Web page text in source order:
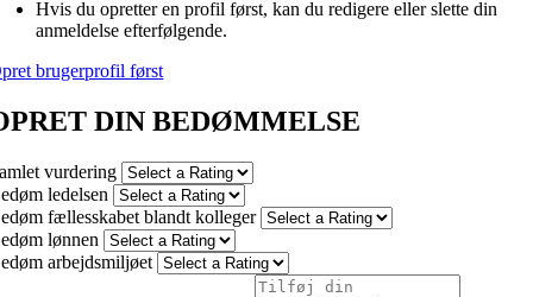
Hvis du opretter en profil først, kan du redigere eller slette din
anmeldelse efterfølgende.
brugerprofil først
DIN BEDØMMELSE
vurdering
ledelsen
fællesskabet blandt kolleger
lønnen
arbejdsmiljøet